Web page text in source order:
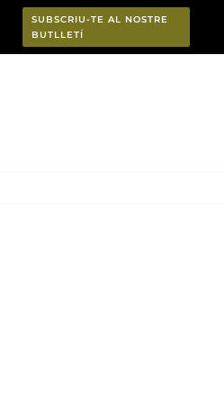
SUBSCRIU-TE AL NOSTRE
BUTLLETÍ